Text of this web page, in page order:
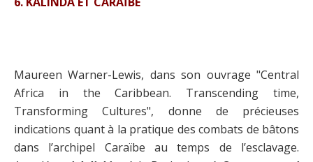
Maureen Warner-Lewis, dans son ouvrage "Central
Africa in the Caribbean. Transcending time,
Transforming Cultures", donne de précieuses
indications quant à la pratique des combats de bâtons
dans l’archipel Caraïbe au temps de l’esclavage.